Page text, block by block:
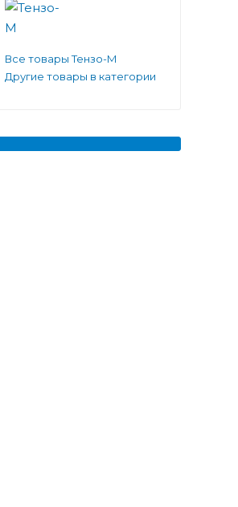
Все товары Тензо-М
Другие товары в категории